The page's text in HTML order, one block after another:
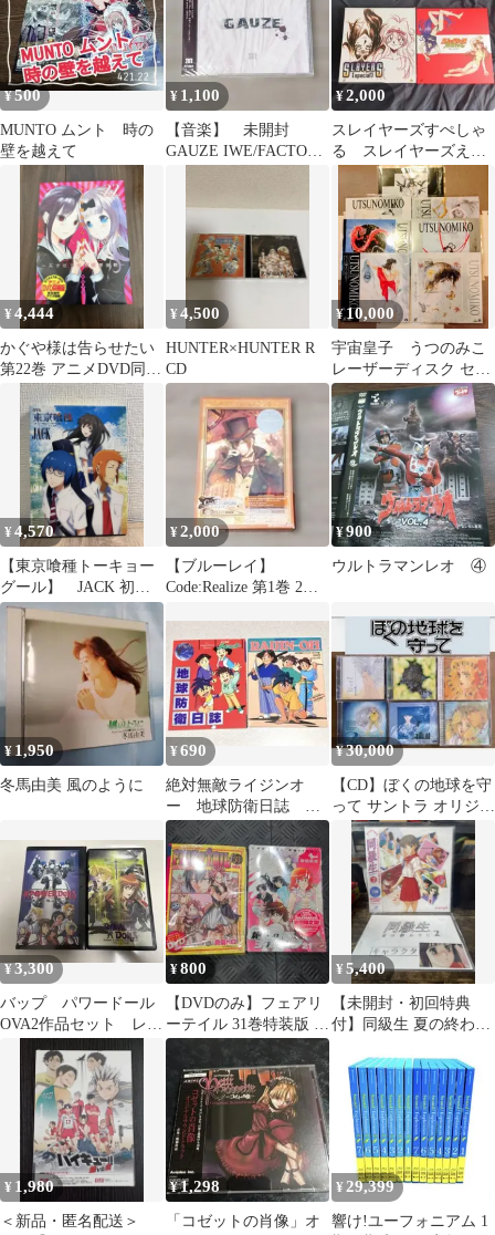
¥500
MUNTO ムント 時の
壁を越えて
¥ 1,100
【音楽】 未開封
GAUZE IWE/FACTORY
¥2,000
スレイヤーズすぺしゃ
る スレイヤーズえく
せれんと レーザーデ
ィスク ジャンク
¥4,444
かぐや様は告らせたい
第22巻 アニメDVD同梱
版 / 赤坂アカ
¥4,500
HUNTER×HUNTER R
CD
¥10,000
宇宙皇子 うつのみこ
レーザーディスク セッ
ト
¥4,570
【東京喰種トーキョー
グール】 JACK 初回
生産限定商品 特典完
¥2,000
【ブルーレイ】
Code:Realize 第1巻 2話
¥900
ウルトラマンレオ ④
¥ 1,950
冬馬由美 風のように
¥690
絶対無敵ライジンオ
ー 地球防衛日誌 ア
ニメディアセレクショ
ン 2冊 アニメ
¥30,000
【CD】ぼくの地球を守
って サントラ オリジナ
ルイラストディスク
CDシネマ
¥3,300
バップ パワードール
OVA2作品セット レン
¥800
【DVDのみ】フェアリ
ーテイル 31巻特装版 &
絶対可憐チルドレン 21
巻限定
¥5,400
【未開封・初回特典
付】同級生 夏の終わり
LD
¥ 1,980
＜新品・匿名配送＞
¥1,298
「コゼットの肖像」オ
¥ 29,399
響け!ユーフォニアム 1